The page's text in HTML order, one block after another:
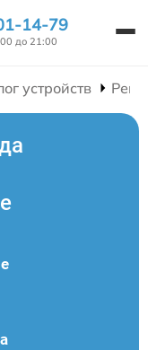
14-79
до 21:00
устройств